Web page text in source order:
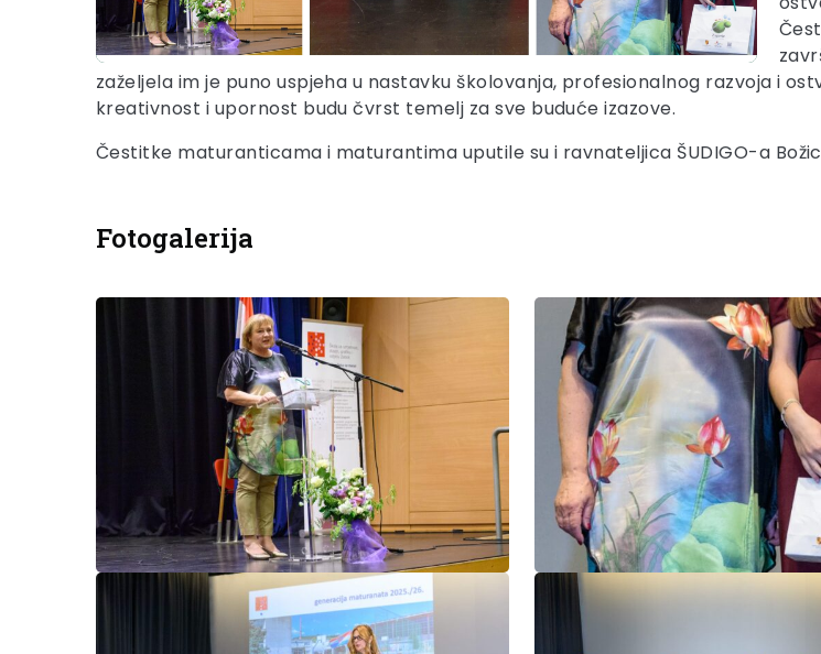
zaželjela im je puno uspjeha u nastavku školovanja, profesionalnog razvoja i
kreativnost i upornost budu čvrst temelj za sve buduće izazove.
Čestitke maturanticama i maturantima uputile su i ravnateljica ŠUDIGO-a
Fotogalerija